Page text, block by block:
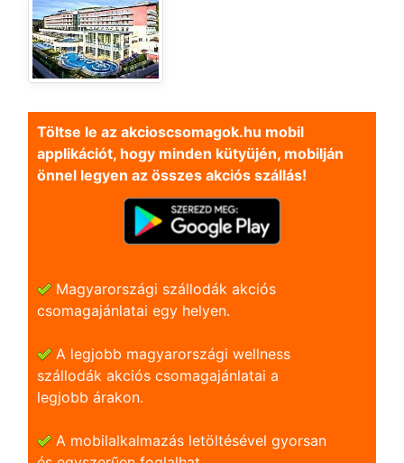
Töltse le az akcioscsomagok.hu mobil
applikációt, hogy minden kütyüjén, mobilján
önnel legyen az összes akciós szállás!
Magyarországi szállodák akciós
csomagajánlatai egy helyen.
A legjobb magyarországi wellness
szállodák akciós csomagajánlatai a
legjobb árakon.
A mobilalkalmazás letöltésével gyorsan